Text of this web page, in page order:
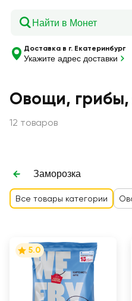
Доставка в г. Екатеринбург
Укажите адрес доставки
Овощи, грибы,
12 товаров
Заморозка
Все товары категории
5.0